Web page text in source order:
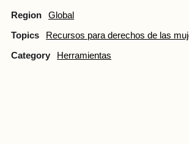
Region Global
Topics Recursos para derechos de las
Category Herramientas